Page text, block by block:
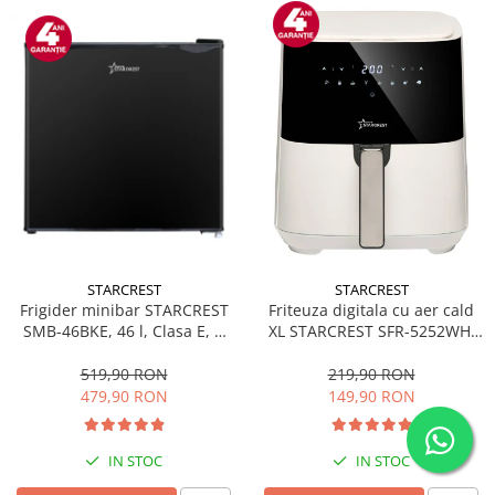
STARCREST
Frigider minibar STARCREST
SMB-46BKE, 46 l, Clasa E, H
519,90 RON
479,90 RON
IN STOC
STARCREST
Friteuza digitala cu aer cald
XL STARCREST SFR-5252WH,
200 °C, 8 programe
predefinite, Alb
219,90 RON
149,90 RON
IN STOC